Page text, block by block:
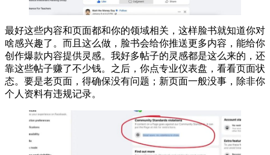
最好这些内容和页面都和你的领域相关，这样脸书就知道你对
啥感兴趣了。而且这么做，脸书会给你推送更多内容，能给你
创作爆款内容提供灵感。我好多帖子的灵感都是这么来的，还
靠这些帖子赚了不少钱。之后，你点专业仪表盘，看看页面状
态。要是老页面，得确保没有问题；新页面一般没事，除非你
个人资料有违规记录。